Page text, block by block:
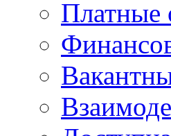
Платные